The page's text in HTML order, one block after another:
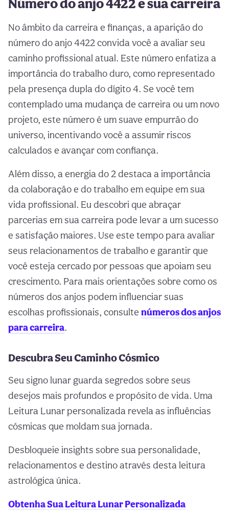
No âmbito da carreira e finanças, a aparição do
número do anjo 4422 convida você a avaliar seu
caminho profissional atual. Este número enfatiza a
importância do trabalho duro, como representado
pela presença dupla do dígito 4. Se você tem
contemplado uma mudança de carreira ou um novo
projeto, este número é um suave empurrão do
universo, incentivando você a assumir riscos
calculados e avançar com confiança.
Além disso, a energia do 2 destaca a importância
da colaboração e do trabalho em equipe em sua
vida profissional. Eu descobri que abraçar
parcerias em sua carreira pode levar a um sucesso
e satisfação maiores. Use este tempo para avaliar
seus relacionamentos de trabalho e garantir que
você esteja cercado por pessoas que apoiam seu
crescimento. Para mais orientações sobre como os
números dos anjos podem influenciar suas
escolhas profissionais, consulte números dos anjos
para carreira.
Descubra Seu Caminho Cósmico
Seu signo lunar guarda segredos sobre seus
desejos mais profundos e propósito de vida. Uma
Leitura Lunar personalizada revela as influências
cósmicas que moldam sua jornada.
Desbloqueie insights sobre sua personalidade,
relacionamentos e destino através desta leitura
astrológica única.
Obtenha Sua Leitura Lunar Personalizada